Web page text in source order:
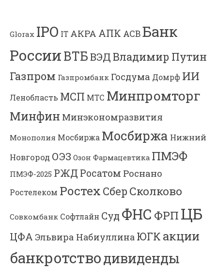
Glorax IPO IT АКРА АПК АСВБанк
РоссииВТБВЭДВладимир Путин
Газпром Газпромбанк Госдума Домрф ИИ
Ленобласть МСП МТС Минпромторг
Минфин Минэкономразвития
Монополия Мосбиржа Мосбиржа Нижний
Новгород ОЭЗ Озон Фармацевтика ПМЭФ
ПМЭФ-2025 РЖД Росатом Роснано
Ростелеком Ростех Сбер Сколково
Совкомбанк Софтлайн Суд ФНС ФРП ЦБ
ЦФА Эльвира Набиуллина ЮГК акции
банкротстводивиденды